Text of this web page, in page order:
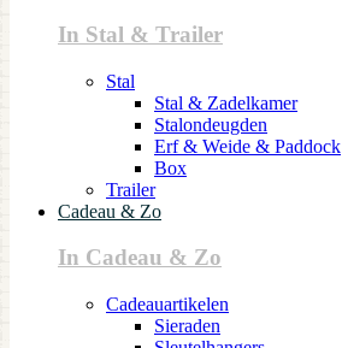
In Stal & Trailer
Stal
Stal & Zadelkamer
Stalondeugden
Erf & Weide & Paddock
Box
Trailer
Cadeau & Zo
In Cadeau & Zo
Cadeauartikelen
Sieraden